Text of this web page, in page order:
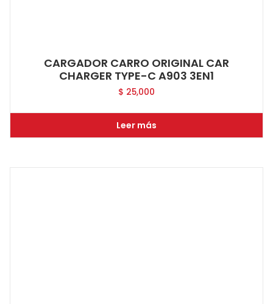
CARGADOR CARRO ORIGINAL CAR
CHARGER TYPE-C A903 3EN1
$ 25,000
Leer más